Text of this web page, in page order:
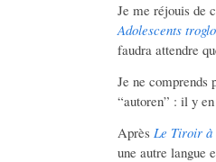
Je me réjouis de
Adolescents
faudra attendre
Je ne comprends
“autoren” : il y
Après Le Tiroir à
une autre langue